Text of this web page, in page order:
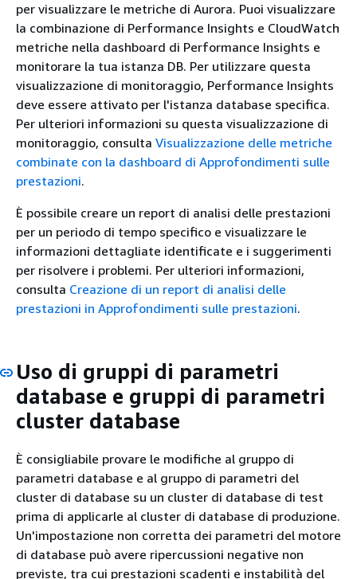
per visualizzare le metriche di Aurora. Puoi visualizzare
la combinazione di Performance Insights e CloudWatch
metriche nella dashboard di Performance Insights e
monitorare la tua istanza DB. Per utilizzare questa
visualizzazione di monitoraggio, Performance Insights
deve essere attivato per l'istanza database specifica.
Per ulteriori informazioni su questa visualizzazione di
monitoraggio, consulta Visualizzazione delle metriche
combinate con la dashboard di Approfondimenti sulle
prestazioni.
È possibile creare un report di analisi delle prestazioni
per un periodo di tempo specifico e visualizzare le
informazioni dettagliate identificate e i suggerimenti
per risolvere i problemi. Per ulteriori informazioni,
consulta Creazione di un report di analisi delle
prestazioni in Approfondimenti sulle prestazioni.
Uso di gruppi di parametri
database e gruppi di parametri
cluster database
È consigliabile provare le modifiche al gruppo di
parametri database e al gruppo di parametri del
cluster di database su un cluster di database di test
prima di applicarle al cluster di database di produzione.
Un'impostazione non corretta dei parametri del motore
di database può avere ripercussioni negative non
previste, tra cui prestazioni scadenti e instabilità del